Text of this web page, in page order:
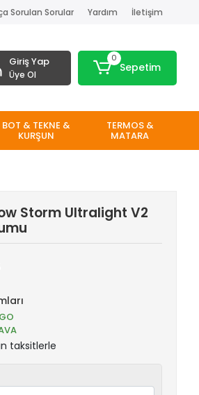
Sorulan Sorular Yardım İletişim
Giriş Yap
Üye Ol
0
Sepetim
BOT & TEKNE &
KURŞUN
TERMOS &
MATARA
Storm Ultralight V2
taksitlerle